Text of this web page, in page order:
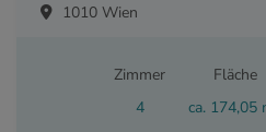
1010 Wien
Zimmer
4
Fläche
ca. 174,05